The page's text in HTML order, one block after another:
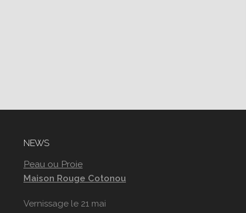
NEWS
Peau ou Proie
Maison Rouge Cotonou
Vernissage le 21 mai